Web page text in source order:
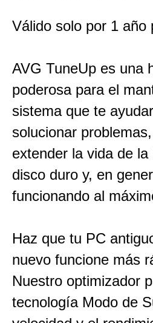
Válido solo por 1 año
AVG TuneUp es una
poderosa para el
sistema que te
solucionar
extender la vida de
disco duro y, en
funcionando al
Haz que tu PC
nuevo funcione más
Nuestro optimizador
tecnología Modo de